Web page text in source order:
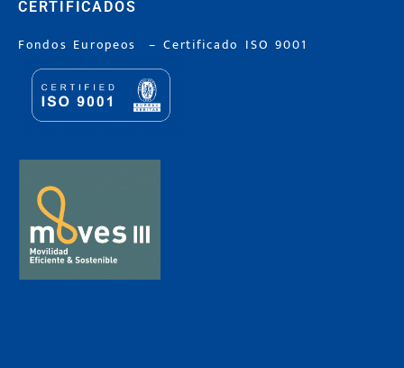
CERTIFICADOS
Fondos Europeos –Certificado ISO 9001